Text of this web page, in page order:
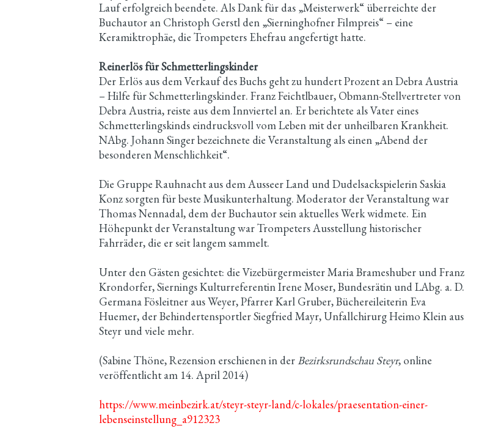
Lauf erfolgreich beendete. Als Dank für das „Meisterwerk“ überreichte der
Buchautor an Christoph Gerstl den „Sierninghofner Filmpreis“ – eine
Keramiktrophäe, die Trompeters Ehefrau angefertigt hatte.
Reinerlös für Schmetterlingskinder
Der Erlös aus dem Verkauf des Buchs geht zu hundert Prozent an Debra Austria
– Hilfe für Schmetterlingskinder. Franz Feichtlbauer, Obmann-Stellvertreter von
Debra Austria, reiste aus dem Innviertel an. Er berichtete als Vater eines
Schmetterlingskinds eindrucksvoll vom Leben mit der unheilbaren Krankheit.
NAbg. Johann Singer bezeichnete die Veranstaltung als einen „Abend der
besonderen Menschlichkeit“.
Die Gruppe Rauhnacht aus dem Ausseer Land und Dudelsackspielerin Saskia
Konz sorgten für beste Musikunterhaltung. Moderator der Veranstaltung war
Thomas Nennadal, dem der Buchautor sein aktuelles Werk widmete. Ein
Höhepunkt der Veranstaltung war Trompeters Ausstellung historischer
Fahrräder, die er seit langem sammelt.
Unter den Gästen gesichtet: die Vizebürgermeister Maria Brameshuber und Franz
Krondorfer, Siernings Kulturreferentin Irene Moser, Bundesrätin und LAbg. a. D.
Germana Fösleitner aus Weyer, Pfarrer Karl Gruber, Büchereileiterin Eva
Huemer, der Behindertensportler Siegfried Mayr, Unfallchirurg Heimo Klein aus
Steyr und viele mehr.
(Sabine Thöne, Rezension erschienen in derBezirksrundschau Steyr, online
veröffentlicht am 14. April 2014)
https://www.meinbezirk.at/steyr-steyr-land/c-lokales/praesentation-einer-
lebenseinstellung_a912323